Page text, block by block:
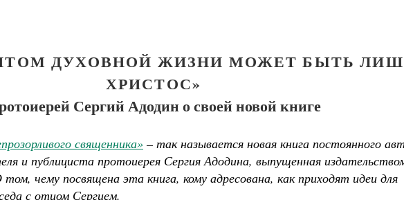
ДУХОВНОЙ ЖИЗНИ МОЖЕТ БЫТЬ
ХРИСТОС»
Сергий Адодин о своей новой книге
священника» – так называется новая книга постоянного
и публициста протоиерея Сергия Адодина, выпущенная
чему посвящена эта книга, кому адресована, как приходят идеи для
с отцом Сергием.